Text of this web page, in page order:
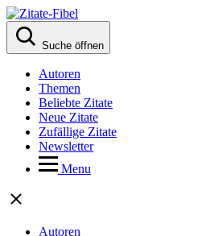
Suche öffnen
Autoren
Themen
Beliebte Zitate
Neue Zitate
Zufällige Zitate
Newsletter
Menu
Autoren